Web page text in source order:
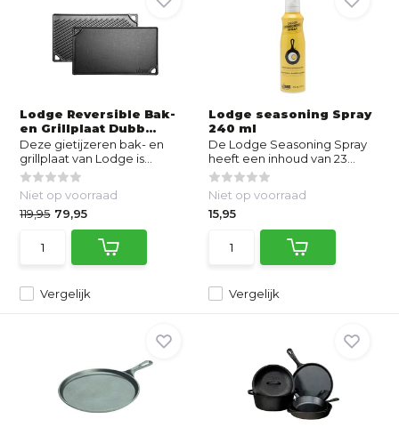
Lodge Reversible Bak-
en Grillplaat Dubb...
Deze gietijzeren bak- en
grillplaat van Lodge is...
Vergelijk
Niet op voorraad
119,95 79,95
Lodge seasoning Spray
240 ml
De Lodge Seasoning Spray
heeft een inhoud van 23...
Vergelijk
Niet op voorraad
15,95